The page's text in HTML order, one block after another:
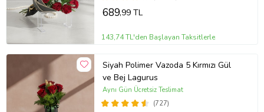
689,99 TL
143,74 TL'den Başlayan Taksitlerle
Siyah Polimer Vazoda 5 Kırmızı Gül
ve Bej Lagurus
(727)
Aynı Gün Ücretsiz Teslimat